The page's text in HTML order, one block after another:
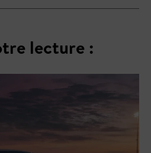
lecture :